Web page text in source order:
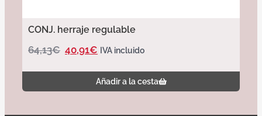
CONJ. herraje regulable
64,13€ 40,91€ IVA incluido
Añadir a la cesta